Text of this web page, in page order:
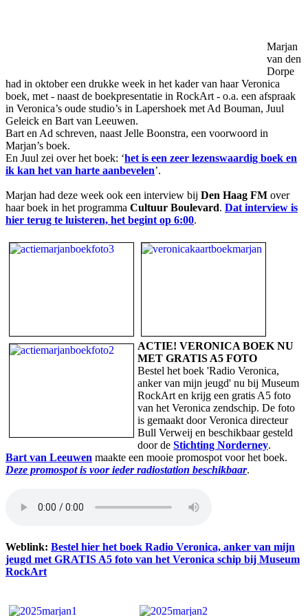
Marjan
van den
Dorpe
had in oktober een drukke week in het kader van haar Veronica
boek, met - naast de boekpresentatie in RockArt - o.a. een afspraak
in Veronica’s oude studio’s in Lapershoek met Ad Bouman, Juul
Geleick en Bart van Leeuwen.
Bart en Ad schreven, naast Jelle Boonstra, een voorwoord in
Marjan’s boek.
En Juul zei over het boek: ‘het is een zeer lezenswaardig boek en
ik kan het van harte aanbevelen’.
Marjan had deze week ook een interview bij Den Haag FM over
haar boek in het programma Cultuur Boulevard. Dat interview is
hier terug te luisteren, het begint op 6:00.
ACTIE! VERONICA BOEK NU
MET GRATIS A5 FOTO
Bestel het boek 'Radio Veronica,
anker van mijn jeugd' nu bij Museum
RockArt en krijg een gratis A5 foto
van het Veronica zendschip. De foto
is gemaakt door Veronica directeur
Bull Verweij en beschikbaar gesteld
door de Stichting Norderney.
Bart van Leeuwen maakte een mooie promospot voor het boek.
Deze promospot is voor ieder radiostation beschikbaar.
Weblink: Bestel hier het boek Radio Veronica, anker van mijn
jeugd met GRATIS A5 foto van het Veronica schip bij Museum
RockArt